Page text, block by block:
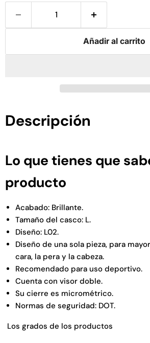
Añadir al carrito
Descripción
Lo que tienes que
producto
Acabado: Brillante.
Tamaño del casco: L.
Diseño: L02.
Diseño de una sola pieza, para
cara, la pera y la cabeza.
Recomendado para uso deportivo.
Cuenta con visor doble.
Su cierre es micrométrico.
Normas de seguridad: DOT.
Los grados de los productos